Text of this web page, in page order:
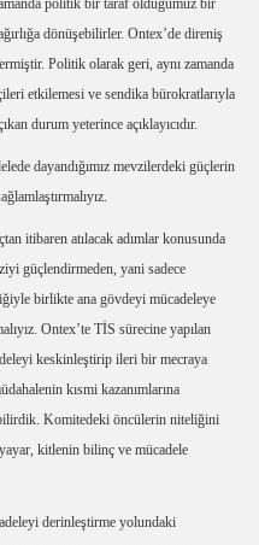
politik bir taraf olduğumuz bir
dönüşebilirler. Ontex’de direniş
Politik olarak geri, aynı zamanda
etkilemesi ve sendika bürokratlarıyla
durum yeterince açıklayıcıdır.
dayandığımız mevzilerdeki güçlerin
itibaren atılacak adımlar konusunda
güçlendirmeden, yani sadece
birlikte ana gövdeyi mücadeleye
Ontex’te TİS sürecine yapılan
keskinleştirip ileri bir mecraya
kısmi kazanımlarına
Komitedeki öncülerin niteliğini
kitlenin bilinç ve mücadele
derinleştirme yolundaki